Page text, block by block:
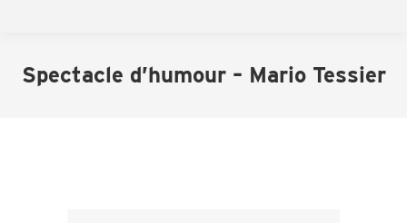
Spectacle d’humour – Mario Tessier